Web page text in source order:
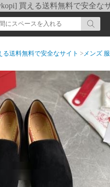
買える送料無料で安全な
送料無料で安全なサイト >メンズ 服